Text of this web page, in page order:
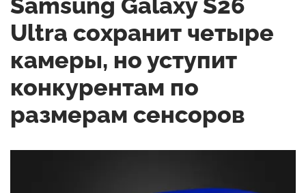
Samsung Galaxy S26
Ultra сохранит четыре
камеры, но уступит
конкурентам по
размерам сенсоров